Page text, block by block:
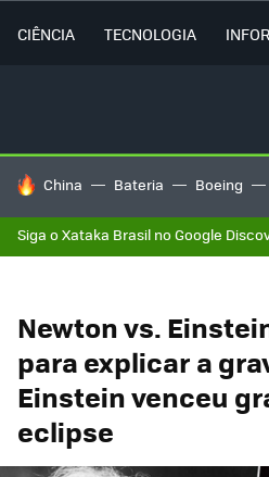
CIÊNCIA TECNOLOGIA
TENDÊNCIAS DO DIA
China Bateria Boeing
Siga o Xataka Brasil no Google
Newton vs.
para explicar a
Einstein venceu
eclipse